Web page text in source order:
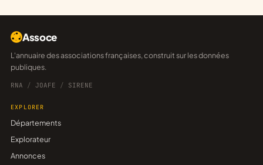
Assoce
L'annuaire des associations françaises, construit sur les données
publiques.
RNA / JOAFE / SIRENE
EXPLORER
Départements
Explorateur
Annonces